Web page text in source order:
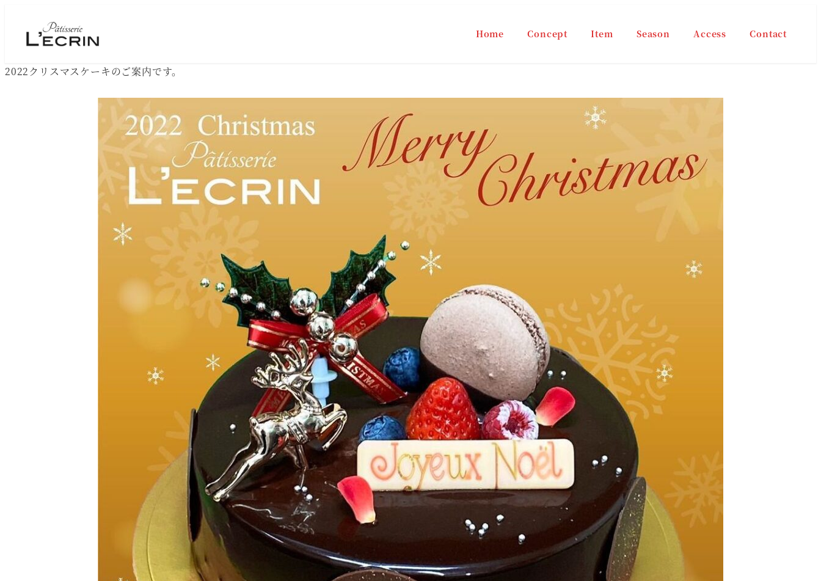
Home Concept Item Season Access Contact
2022クリスマスケーキのご案内です。